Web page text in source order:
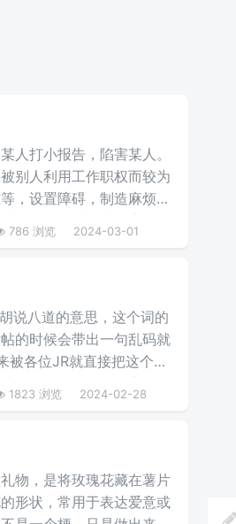
人打小报告，陷害某人。
别人利用工作职权而较为
，设置障碍，制造麻烦，
如工作中被打小报告等。
786 浏览 2024-03-01
说八道的意思，这个词的
的时候会带出一句乱码就
被各位JR就直接把这个词
如说有一个人在胡言乱
也就是胡乱说话的意思。
1823 浏览 2024-02-28
物，是将玫瑰花藏在薯片
形状，常用于表达爱意或